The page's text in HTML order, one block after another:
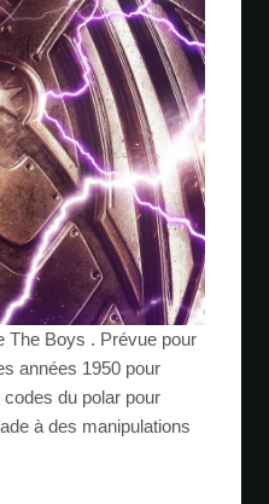
The Boys . Prévue pour
années 1950 pour
du polar pour
à des manipulations